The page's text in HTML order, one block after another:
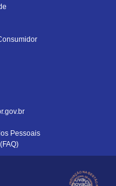
Pessoais